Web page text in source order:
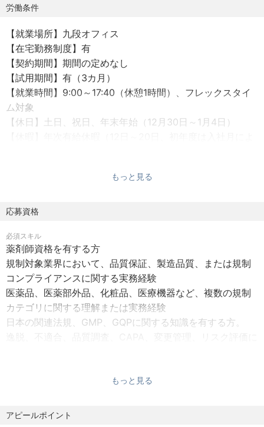
私たちは、人を第一に考え、全身全霊をもってケアし、サ
ちとあなた自身の未来を、共に切り開いていきましょう。
【レポートライン】Commercial Quality Lead
【ポジション概要】
本ポジションは、日本における商用製品の品質保証責任者
ライフサイクル全体を通じた品質保証体制の維持・強化を
更管理、国内物流拠点・倉庫に対する品質管理を通じて、
事業の継続的な成長と信頼性向上に貢献します。関係部門
と連携しながら、適切な品質判断と課題解決を推進方が求
められます。
【職務内容（役割と責任）】
して、適切な品質保証体制の維持・運用を推進する。
品質およびコンプライアンスに影響する手順書、規格書、
労働条件
【就業場所】九段オフィス
【在宅勤務制度】有
【契約期間】期間の定めなし
【試用期間】有（3カ月）
【就業時間】9:00～17:40（休憩1時間）、フレックスタイ
ム対象
【休日】土日、祝日、年末年始（12月30日～1月4日）
【出産・育児サポート】産前産後休暇、育児休業、育児短
【介護サポート】介護休業、介護短時間勤務、介護休暇等
【通勤手当】会社規定に基づき支給
【社会保険】健康保険、厚生年金、労災保険、雇用保険
【退職金】有
【定年制】有（満60歳到達の翌3月31日付）※定年後65歳
まで再雇用制度有り
【その他制度】階層別研修/確定給付企業年金/カフェテリア
プラン等
もっと見る
応募資格
必須スキル
薬剤師資格を有する方
規制対象業界において、品質保証、製造品質、または規制
コンプライアンスに関する実務経験
医薬品、医薬部外品、化粧品、医療機器など、複数の規制
カテゴリに関する理解または実務経験
日本の関連法規、GMP、GQPに関する知識を有する方。
ビジネスレベル以上の英語スキル（読み書き）
す。すべての有資格者は、人種、肌の色、宗教、性別、性
もっと見る
アピールポイント